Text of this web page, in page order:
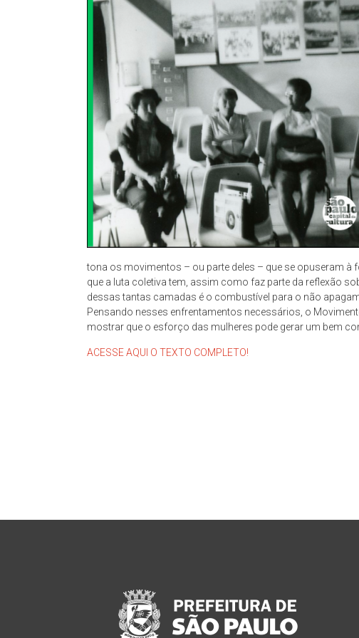
São
Paulo
complexo
cultural
museológico,
de
natureza
socioantropológica,
geográfica
histórica
–
propõe
se
como
um
espaço
reflexão,
aspectos
tona os movimentos – ou parte deles – que se opuseram à
que a luta coletiva tem, assim como faz parte da reflexão
dessas tantas camadas é o combustível para o não
Pensando nesses enfrentamentos necessários, o
mostrar que o esforço das mulheres pode gerar um bem
ACESSE AQUI O TEXTO COMPLETO!